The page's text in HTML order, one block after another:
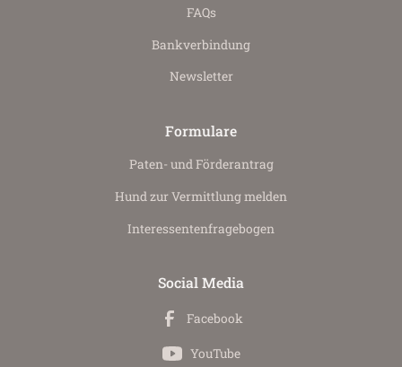
FAQs
Bankverbindung
Newsletter
Formulare
Paten- und Förderantrag
Hund zur Vermittlung melden
Interessenten­fragebogen
Social Media
Facebook
YouTube